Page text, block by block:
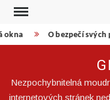
Skip
content
okna O bezpečí
Nezpochybnitelná
internetových stránek